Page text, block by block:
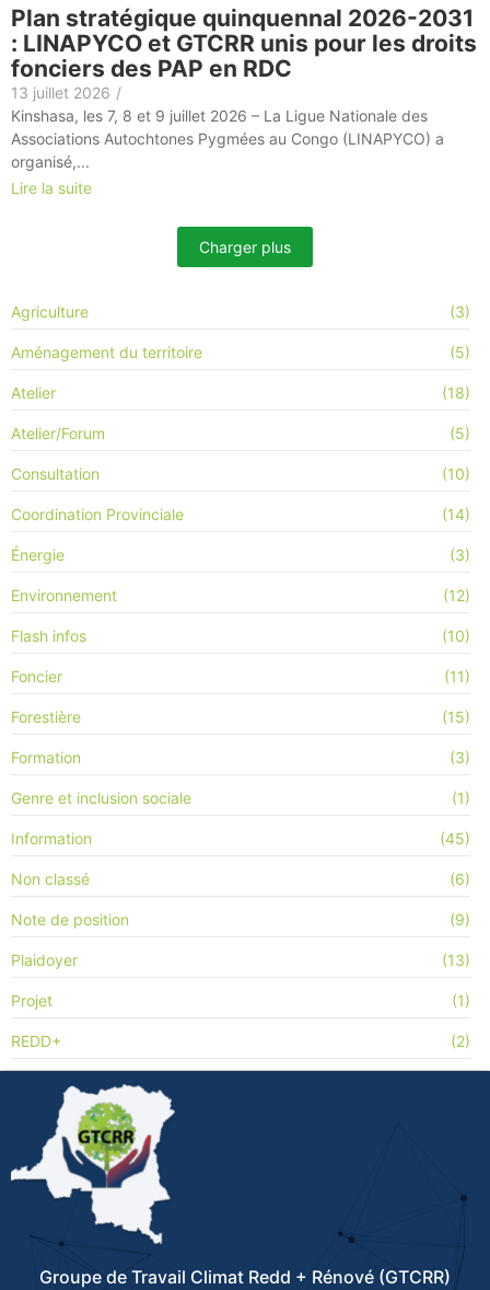
Plan stratégique quinquennal 2026-2031
: LINAPYCO et GTCRR unis pour les droits
fonciers des PAP en RDC
13 juillet 2026 /
Kinshasa, les 7, 8 et 9 juillet 2026 – La Ligue Nationale des
Associations Autochtones Pygmées au Congo (LINAPYCO) a
organisé,...
Lire la suite
Charger plus
Agriculture (3)
Aménagement du territoire (5)
Atelier (18)
Atelier/Forum (5)
Consultation (10)
Coordination Provinciale (14)
Énergie (3)
Environnement (12)
Flash infos (10)
Foncier (11)
Forestière (15)
Formation (3)
Genre et inclusion sociale (1)
Information (45)
Non classé (6)
Note de position (9)
Plaidoyer (13)
Projet (1)
REDD+ (2)
Groupe de Travail Climat Redd + Rénové (GTCRR)